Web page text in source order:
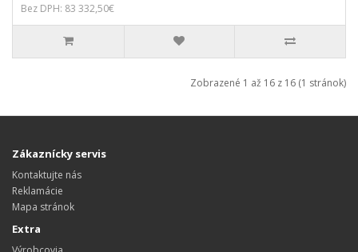
Bez DPH: 83 332,50€
Zobrazené 1 až 16 z 16 (1 stránok)
Zákaznícky servis
Kontaktujte nás
Reklamácie
Mapa stránok
Extra